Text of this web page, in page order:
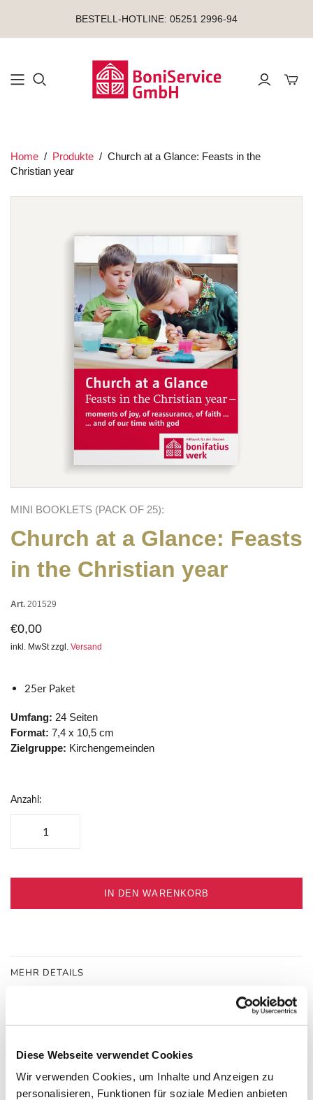
Diese Webseite verwendet Cookies
Wir verwenden Cookies, um Inhalte und Anzeigen zu
personalisieren, Funktionen für soziale Medien anbieten
BESTELL-HOTLINE: 05251 2996-94
Mini-
Home / Produkte / Church at a Glance: Feasts in the
Christian year
MINI BOOKLETS (PACK OF 25):
Church at a Glance: Feasts
in the Christian year
Art. 201529
€0,00
inkl. MwSt zzgl. Versand
25er Paket
Umfang: 24 Seiten
Format: 7,4 x 10,5 cm
Zielgruppe: Kirchengemeinden
Anzahl:
IN DEN WARENKORB
MEHR DETAILS
24 pages booklet for families and communities in DIN A7.